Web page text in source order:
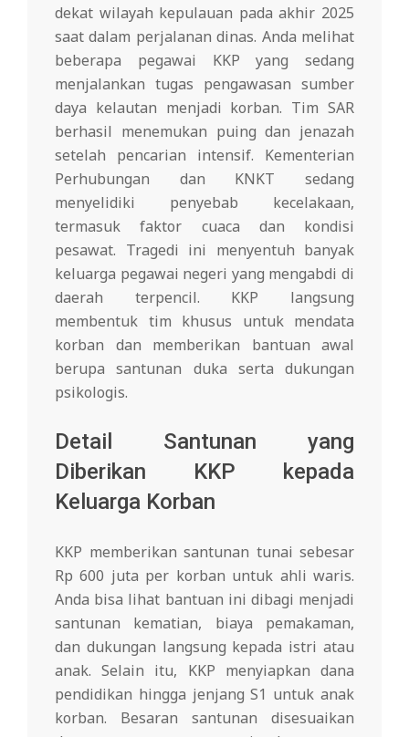
dekat wilayah kepulauan pada akhir 2025
saat dalam perjalanan dinas. Anda melihat
beberapa pegawai KKP yang sedang
menjalankan tugas pengawasan sumber
daya kelautan menjadi korban. Tim SAR
berhasil menemukan puing dan jenazah
setelah pencarian intensif. Kementerian
Perhubungan dan KNKT sedang
menyelidiki penyebab kecelakaan,
termasuk faktor cuaca dan kondisi
pesawat. Tragedi ini menyentuh banyak
keluarga pegawai negeri yang mengabdi di
daerah terpencil. KKP langsung
membentuk tim khusus untuk mendata
korban dan memberikan bantuan awal
berupa santunan duka serta dukungan
psikologis.
Detail Santunan yang
Diberikan KKP kepada
Keluarga Korban
KKP memberikan santunan tunai sebesar
Rp 600 juta per korban untuk ahli waris.
Anda bisa lihat bantuan ini dibagi menjadi
santunan kematian, biaya pemakaman,
dan dukungan langsung kepada istri atau
anak. Selain itu, KKP menyiapkan dana
pendidikan hingga jenjang S1 untuk anak
korban. Besaran santunan disesuaikan